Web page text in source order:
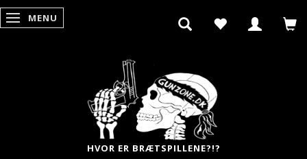
SKIFTE NAVIGATION
MENU
HVOR ER BRÆTSPILLENE?!?